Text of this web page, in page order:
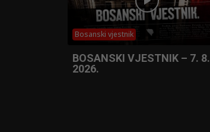
Bosanski vjestnik
BOSANSKI VJESTNIK – 7. 8.
2026.